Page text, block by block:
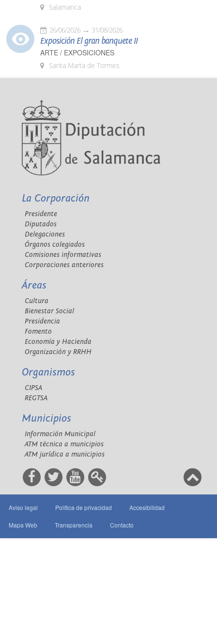
Salamanca
26/06/2026 31/08/2026
Exposición El gran banquete II
ARTE / EXPOSICIONES
Santa Marta de Tormes
La Corporación
Presidente
Diputados
Delegaciones
Órganos colegiados
Comisiones informativas
Corporaciones anteriores
Áreas
Cultura
Bienestar Social
Presidencia
Fomento
Economía y Hacienda
Organización y RRHH
Organismos
CIPSA
REGTSA
Municipios
Información Municipal
ATM técnica a municipios
ATM jurídica a municipios
Aviso legal Política de privacidad Accesibilidad
Mapa Web Transparencia Contacto